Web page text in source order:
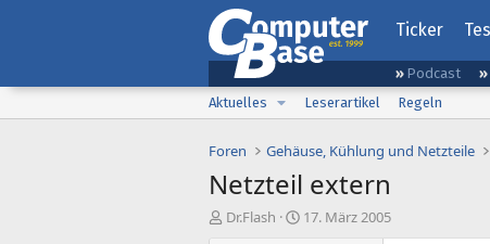
Ticker
Podcast
Aktuelles
Leserartikel Regeln
Foren Gehäuse, Kühlung und Netzteile
Netzteil extern
E
Dr.Flash
E17. März 2005